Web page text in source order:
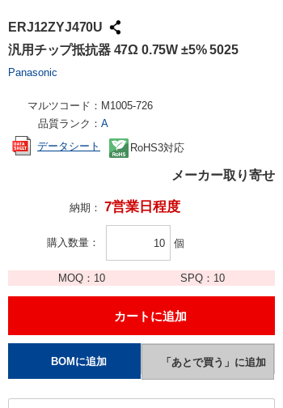
ERJ12ZYJ470U
汎用チップ抵抗器 47Ω 0.75W ±5% 5025
Panasonic
マルツコード： M1005-726
品質ランク： A
データシート
RoHS3対応
メーカー取り寄せ
納期： 7営業日程度
購入数量 個
MOQ： 10 SPQ： 10